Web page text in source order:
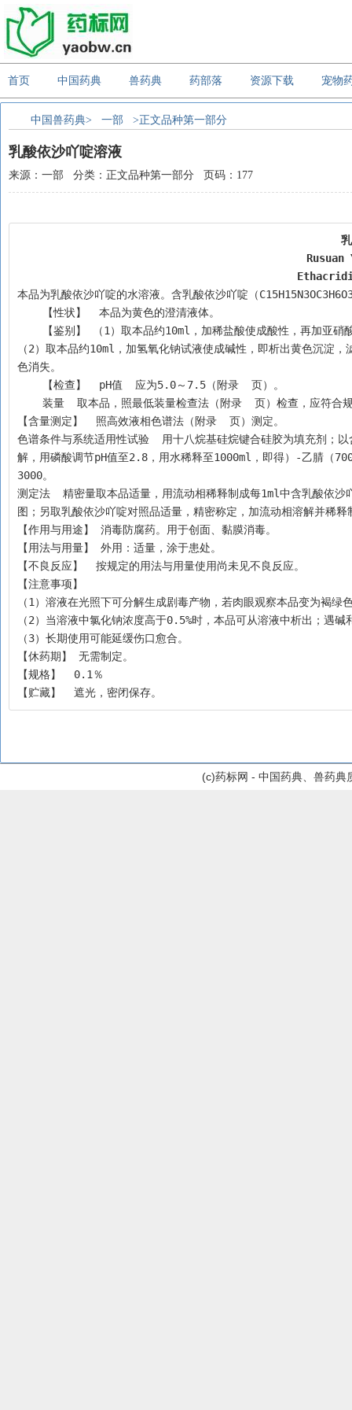
首页 中国药典 兽药典 药部落 资源下载 宠物
中国兽药典> 一部 >正文品种第一部分
乳酸依沙吖啶溶液
来源：一部 分类：正文品种第一部分 页码：177
Rusuan
本品为乳酸依沙吖啶的水溶液。含乳酸依沙吖啶（
【性状】  本品为黄色的澄清
【鉴别】 （1）取本品约10ml，加稀盐酸使成酸性，再加亚
（2）取本品约10ml，加氢氧化钠试液使成碱性，即析出黄色沉淀
色消失。
    【检查】  pH值  应为5.0～7.5（附录  页）。
装量  取本品，照最低装量检查法（附录  页）检查，应符合
【含量测定】  照高效液相色谱法（附录  页）测定。
色谱条件与系统适用性试验  用十八烷基硅烷键合硅胶为填充剂；
解，用磷酸调节pH值至2.8，用水稀释至1000ml，即得）-乙腈（
3000。
测定法  精密量取本品适量，用流动相稀释制成每1ml中含乳酸依
图；另取乳酸依沙吖啶对照品适量，精密称定，加流动相溶解并稀
【作用与用途】 消毒防腐药。用于创面、黏膜消毒。
【用法与用量】 外用：适量，涂于患处。
【不良反应】  按规定的用法与用量使用尚未见不良反应。
【注意事项】
（1）溶液在光照下可分解生成剧毒产物，若肉眼观察本品变为褐绿
（2）当溶液中氯化钠浓度高于0.5%时，本品可从溶液中析出；遇碱
（3）长期使用可能延缓伤口愈合。
【休药期】 无需制定。
【规格】  0.1％
【贮藏】  遮光，密闭保存。
(c)药标网 - 中国药典、兽药典